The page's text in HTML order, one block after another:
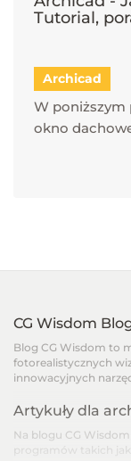
Tutorial,
Archicad
W poniższym
okno
CG Wisdom
Blog CG Wisdom to
fotorealistycznych
innowacyjnych
Artykuły dla
Na blogu CG
programów takich